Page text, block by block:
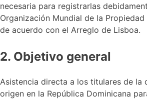
necesaria para registrarlas
Organización Mundial de la Propiedad
de acuerdo con el Arreglo de Lisboa.
2. Objetivo general
Asistencia directa a los titulares de la
origen en la República Dominicana